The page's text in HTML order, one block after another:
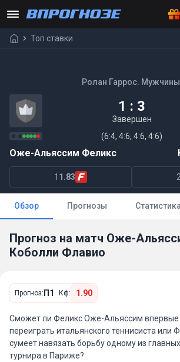
Топ ставки
Ролан Гаррос.
1 : 3
Завершен
(6:4, 4:6, 4:6, 4:6)
Оже-Альяссим Феликс
1 1.83 2
Обзор Прогнозы Статистика
Прогноз на матч Оже-
Коболли Флавио
Прогноз: П1 Кф: 1.90
Сможет ли Феликс Оже-Альяссим впервые
переиграть итальянского теннисиста или
сумеет навязать борьбу одному из
турнира в Париже?